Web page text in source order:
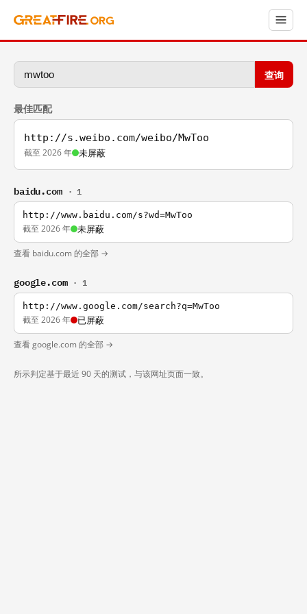
查询
最佳匹配
http://s.weibo.com/weibo/MwToo
截至 2026 年 未屏蔽
baidu.com · 1
http://www.baidu.com/s?wd=MwToo
截至 2026 年 未屏蔽
查看 baidu.com 的全部 →
google.com · 1
http://www.google.com/search?q=MwToo
截至 2026 年 已屏蔽
查看 google.com 的全部 →
所示判定基于最近 90 天的测试，与该网址页面一致。